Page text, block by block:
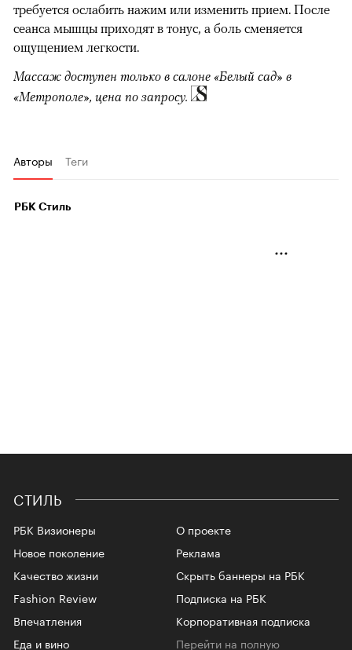
требуется ослабить нажим или изменить прием. После
сеанса мышцы приходят в тонус, а боль сменяется
ощущением легкости.
Массаж доступен только в салоне «Белый сад» в
«Метрополе», цена по запросу.
Авторы Теги
РБК Стиль
СТИЛЬ
РБК Визионеры
Новое поколение
Качество жизни
Fashion Review
Впечатления
Еда и вино
О проекте
Реклама
Скрыть баннеры на РБК
Подписка на РБК
Корпоративная подписка
Перейти на полную